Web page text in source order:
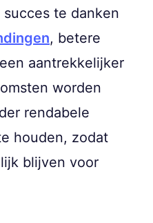
te danken
, betere
aantrekkelijker
worden
rendabele
houden, zodat
blijven voor